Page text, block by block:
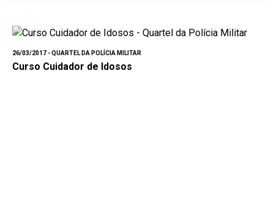
26/03/2017 - QUARTEL DA POLÍCIA MILITAR
Curso Cuidador de Idosos